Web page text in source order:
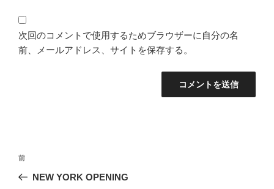
次回のコメントで使用するためブラウザーに自分の名
前、メールアドレス、サイトを保存する。
投
過
去
前
NEW YORK OPENING